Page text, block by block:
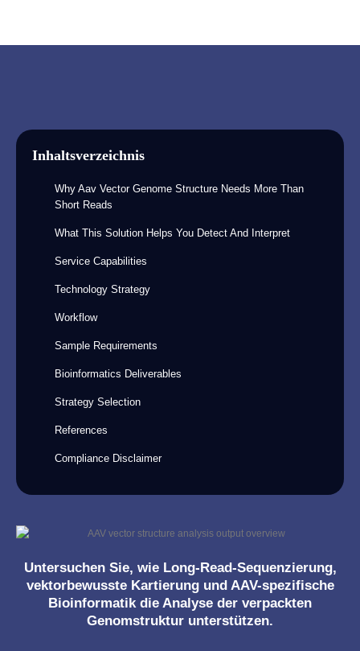
Inhaltsverzeichnis
Why Aav Vector Genome Structure Needs More Than
Short Reads
What This Solution Helps You Detect And Interpret
Service Capabilities
Technology Strategy
Workflow
Sample Requirements
Bioinformatics Deliverables
Strategy Selection
References
Compliance Disclaimer
Untersuchen Sie, wie Long-Read-Sequenzierung,
vektorbewusste Kartierung und AAV-spezifische
Bioinformatik die Analyse der verpackten
Genomstruktur unterstützen.